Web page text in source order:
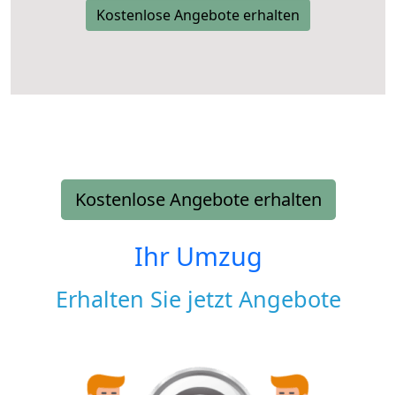
Kostenlose Angebote erhalten
Kostenlose Angebote erhalten
Ihr Umzug
Erhalten Sie jetzt Angebote